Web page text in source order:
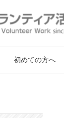
初めての方へ